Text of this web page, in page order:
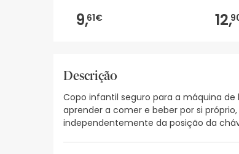
9,61€ 12,
Descrição
Copo infantil seguro para a máquina
aprender a comer e beber por si
independentemente da posição da